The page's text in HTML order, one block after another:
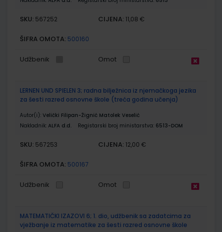
SKU: 567252 CIJENA: 11,08 €
ŠIFRA OMOTA: 500160
Udžbenik Omot
LERNEN UND SPIELEN 3; radna bilježnica iz njemačkoga jezika
za šesti razred osnovne škole (treća godina učenja)
Autor(i): Velički Filipan-Žignić Matolek Veselić
Nakladnik: ALFA d.d. Registarski broj ministarstva: 6513-DOM
SKU: 567253 CIJENA: 12,00 €
ŠIFRA OMOTA: 500167
Udžbenik Omot
MATEMATIČKI IZAZOVI 6; 1. dio, udžbenik sa zadatcima za
vježbanje iz matematike za šesti razred osnovne škole